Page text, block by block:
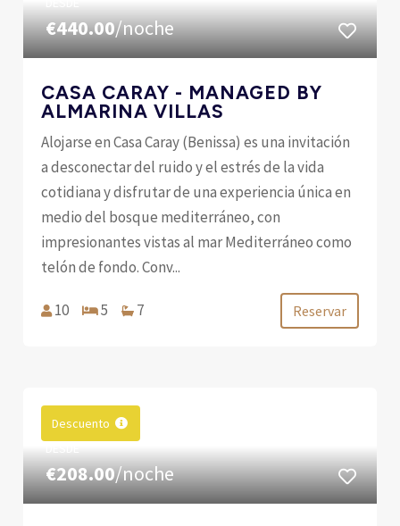
€440.00/noche
CASA CARAY - MANAGED BY
ALMARINA VILLAS
Alojarse en Casa Caray (Benissa) es una invitación
a desconectar del ruido y el estrés de la vida
cotidiana y disfrutar de una experiencia única en
medio del bosque mediterráneo, con
impresionantes vistas al mar Mediterráneo como
telón de fondo. Conv...
10 5 7 Reservar
Descuento
€208.00/noche